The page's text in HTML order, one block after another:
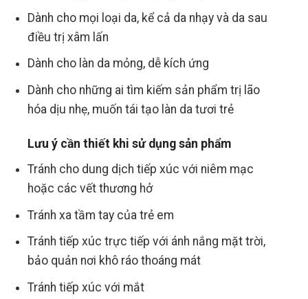
Dành cho mọi loại da, kể cả da nhạy và da sau
điều trị xâm lấn
Dành cho làn da mỏng, dễ kích ứng
Dành cho những ai tìm kiếm sản phẩm trị lão
hóa dịu nhẹ, muốn tái tạo làn da tươi trẻ
Lưu ý cần thiết khi sử dụng sản phẩm
Tránh cho dung dịch tiếp xúc với niêm mạc
hoặc các vết thương hở
Tránh xa tầm tay của trẻ em
Tránh tiếp xúc trực tiếp với ánh nắng mặt trời,
bảo quản nơi khô ráo thoáng mát
Tránh tiếp xúc với mắt